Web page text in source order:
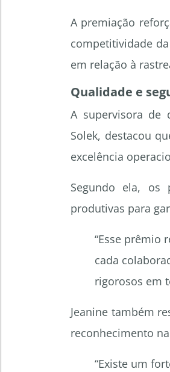
A premiação
competitividade
em relação à
Qualidade e
A supervisora de
Solek, destacou
excelência
Segundo ela, os
produtivas para
“Esse prêmio
cada
rigorosos em
Jeanine também
reconhecimento
“Existe um